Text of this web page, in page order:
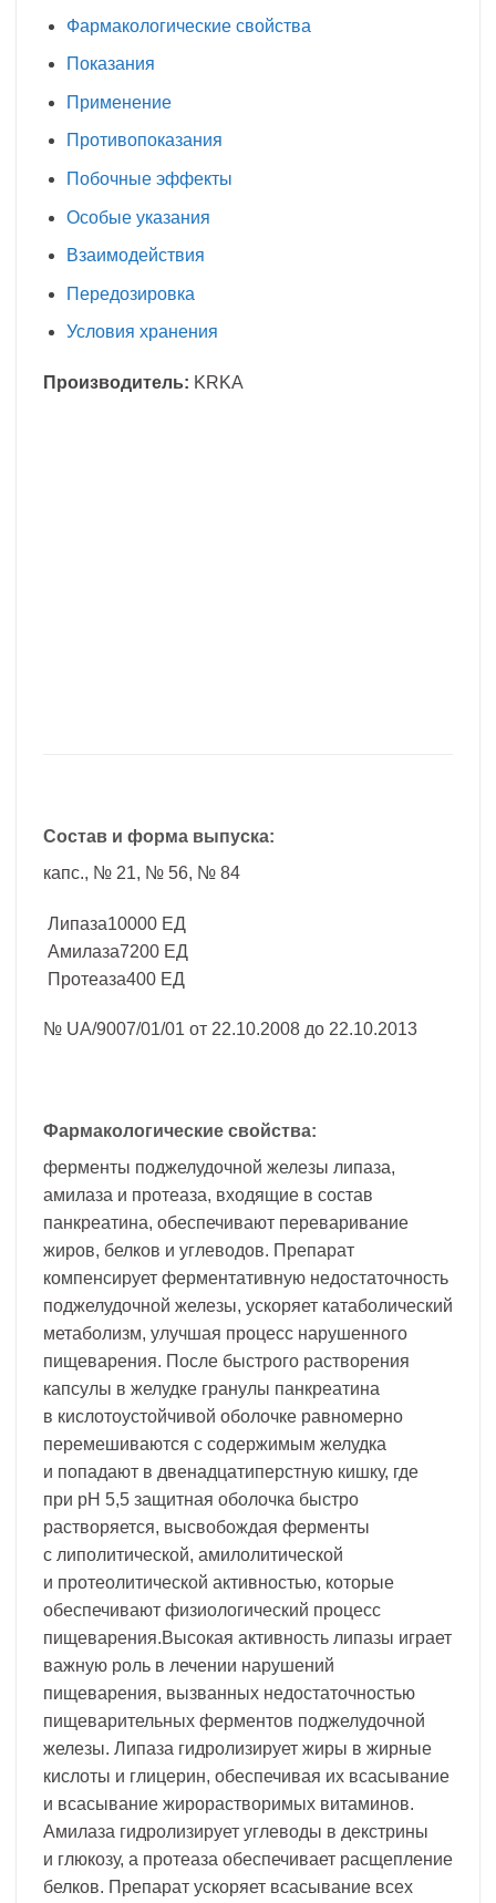
Фармакологические свойства
Показания
Применение
Противопоказания
Побочные эффекты
Особые указания
Взаимодействия
Передозировка
Условия хранения
Производитель: KRKA
Состав и форма выпуска:
капс., № 21, № 56, № 84
Липаза10000 ЕД
Амилаза7200 ЕД
Протеаза400 ЕД
№ UA/9007/01/01 от 22.10.2008 до 22.10.2013
Фармакологические свойства:
ферменты поджелудочной железы липаза,
амилаза и протеаза, входящие в состав
панкреатина, обеспечивают переваривание
жиров, белков и углеводов. Препарат
компенсирует ферментативную недостаточность
поджелудочной железы, ускоряет катаболический
метаболизм, улучшая процесс нарушенного
пищеварения. После быстрого растворения
капсулы в желудке гранулы панкреатина
в кислотоустойчивой оболочке равномерно
перемешиваются с содержимым желудка
и попадают в двенадцатиперстную кишку, где
при pH 5,5 защитная оболочка быстро
растворяется, высвобождая ферменты
с липолитической, амилолитической
и протеолитической активностью, которые
обеспечивают физиологический процесс
пищеварения.Высокая активность липазы играет
важную роль в лечении нарушений
пищеварения, вызванных недостаточностью
пищеварительных ферментов поджелудочной
железы. Липаза гидролизирует жиры в жирные
кислоты и глицерин, обеспечивая их всасывание
и всасывание жирорастворимых витаминов.
Амилаза гидролизирует углеводы в декстрины
и глюкозу, а протеаза обеспечивает расщепление
белков. Препарат ускоряет всасывание всех